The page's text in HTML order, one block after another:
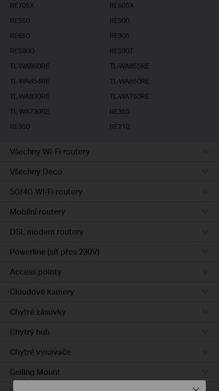
RE705X
RE605X
RE360
RE500
RE650
RE305
RE580D
RE590T
TL-WA860RE
TL-WA855RE
TL-WA854RE
TL-WA850RE
TL-WA830RE
TL-WA750RE
TL-WA730RE
RE355
RE350
RE210
Všechny Wi-Fi routery
Všechny Deco
5G/4G Wi-Fi routery
Mobilní routery
DSL modem routery
Powerline (síť přes 230V)
Access pointy
Cloudové kamery
Chytré zásuvky
Chytrý hub
Chytré vysavače
Ceiling Mount